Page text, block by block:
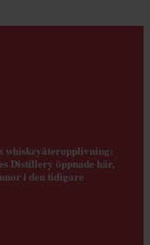
whiskeyåterupplivning:
Distillery öppnade här,
i den tidigare